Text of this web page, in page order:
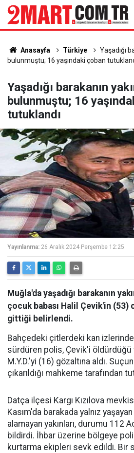
Anasayfa Türkiye
Yaşadığı
bulunmuştu; 16 yaşındaki çoban
Yaşadığı barakanın
bulunmuştu; 16
tutuklandı
Yayınlanma: 26 Aralık 2024 Perşembe 12:25
Muğla'da yaşadığı barakanın
çocuk babası Halil Çevik'in (53)
gittiği belirlendi.
Bahçedeki çitlerdeki kan
sürdüren polis, Çevik'i
M.Y.D.'yi (16) gözaltına aldı.
çıkarıldığı mahkeme tarafından
Datça ilçesi Kargı Kızılova
Kasım'da barakada yalnız
alamayan yakınları, durumu 112
bildirdi. İhbar üzerine bölgeye
kurtarma ekipleri sevk edildi. Bir